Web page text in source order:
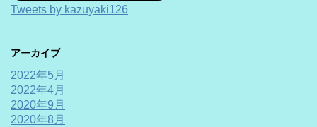
Tweets by kazuyaki126
アーカイブ
2022年5月
2022年4月
2020年9月
2020年8月